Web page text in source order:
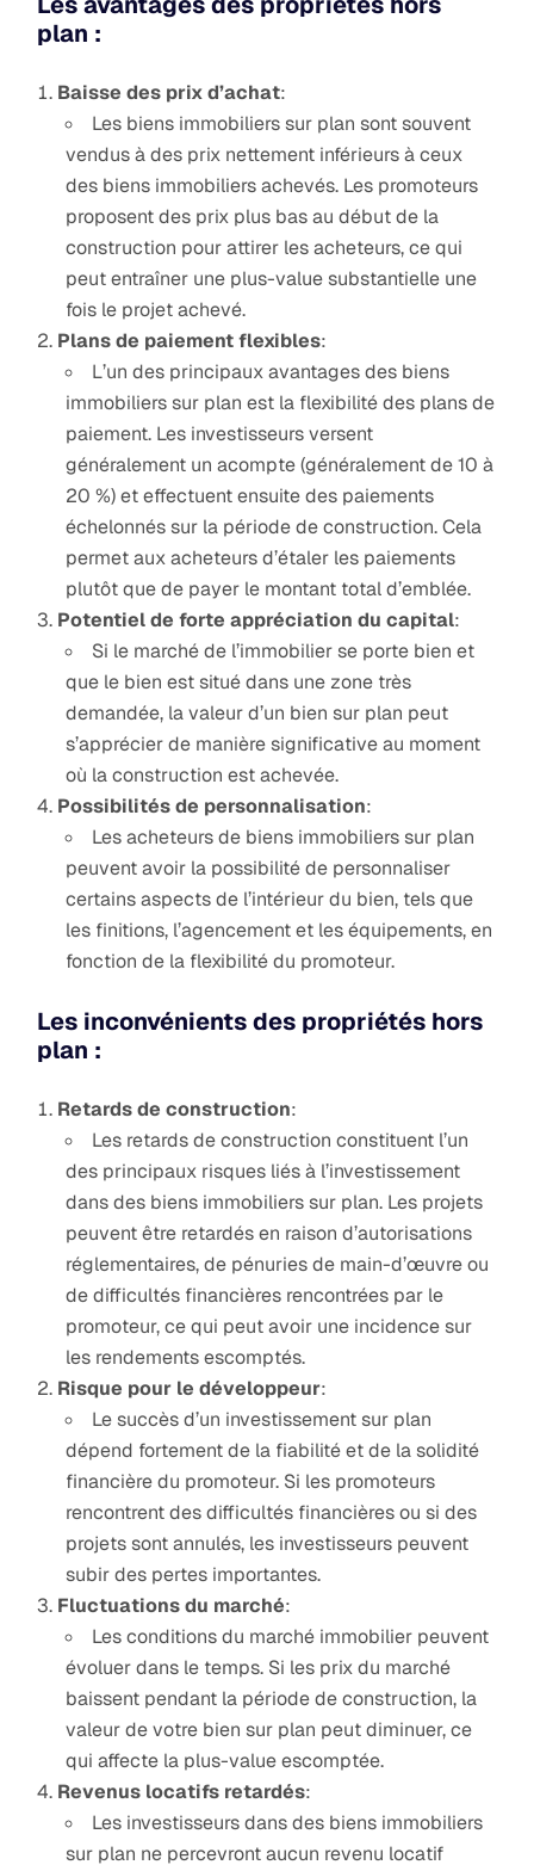
plan :
Baisse des prix d’achat:
Les biens immobiliers sur plan sont souvent
vendus à des prix nettement inférieurs à ceux
des biens immobiliers achevés. Les promoteurs
proposent des prix plus bas au début de la
construction pour attirer les acheteurs, ce qui
peut entraîner une plus-value substantielle une
fois le projet achevé.
Plans de paiement flexibles:
L’un des principaux avantages des biens
immobiliers sur plan est la flexibilité des plans de
paiement. Les investisseurs versent
généralement un acompte (généralement de 10 à
20 %) et effectuent ensuite des paiements
échelonnés sur la période de construction. Cela
permet aux acheteurs d’étaler les paiements
plutôt que de payer le montant total d’emblée.
Potentiel de forte appréciation du capital:
Si le marché de l’immobilier se porte bien et
que le bien est situé dans une zone très
demandée, la valeur d’un bien sur plan peut
s’apprécier de manière significative au moment
où la construction est achevée.
Possibilités de personnalisation:
Les acheteurs de biens immobiliers sur plan
peuvent avoir la possibilité de personnaliser
certains aspects de l’intérieur du bien, tels que
les finitions, l’agencement et les équipements, en
fonction de la flexibilité du promoteur.
Les inconvénients des propriétés hors
plan :
Retards de construction:
Les retards de construction constituent l’un
des principaux risques liés à l’investissement
dans des biens immobiliers sur plan. Les projets
peuvent être retardés en raison d’autorisations
réglementaires, de pénuries de main-d’œuvre ou
de difficultés financières rencontrées par le
promoteur, ce qui peut avoir une incidence sur
les rendements escomptés.
Risque pour le développeur:
Le succès d’un investissement sur plan
dépend fortement de la fiabilité et de la solidité
financière du promoteur. Si les promoteurs
rencontrent des difficultés financières ou si des
projets sont annulés, les investisseurs peuvent
subir des pertes importantes.
Fluctuations du marché:
Les conditions du marché immobilier peuvent
évoluer dans le temps. Si les prix du marché
baissent pendant la période de construction, la
valeur de votre bien sur plan peut diminuer, ce
qui affecte la plus-value escomptée.
Revenus locatifs retardés:
Les investisseurs dans des biens immobiliers
sur plan ne percevront aucun revenu locatif